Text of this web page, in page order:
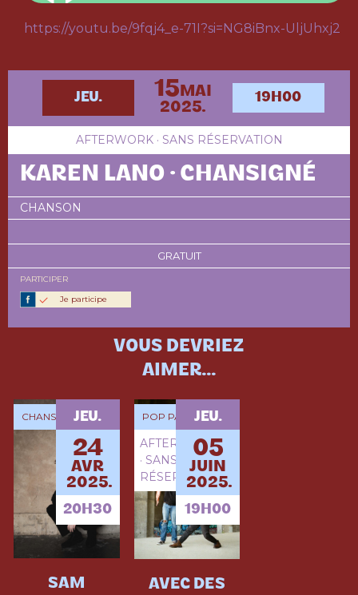
https://youtu.be/9fqj4_e-71I?si=NG8iBnx-UljUhxj2
JEU. 15 MAI
2025.
19H00
AFTERWORK · SANS RÉSERVATION
KAREN LANO · CHANSIGNÉ
CHANSON
GRATUIT
PARTICIPER
Je participe
VOUS DEVRIEZ
AIMER...
CHANSON JEU.
24
AVR
2025.
20H30
SAM
POP PACIFIQUE
AFTERWORK
· SANS
RÉSERVATION
JEU.
05
JUIN
2025.
19H00
AVEC DES